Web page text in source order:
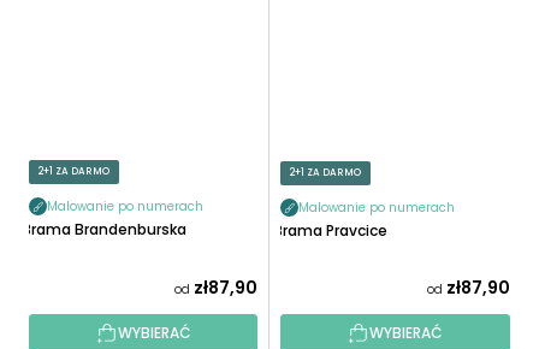
2+1 ZA DARMO
Malowanie po numerach
Brama Brandenburska
od zł87,90
WYBIERAĆ
2+1 ZA DARMO
Malowanie po numerach
Brama Pravcice
od zł87,90
WYBIERAĆ